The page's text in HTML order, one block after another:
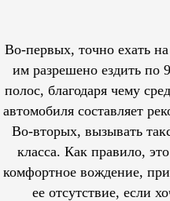
Во-первых, точно ехать
им разрешеноездить по
полос, благодаря чему
автомобиля составляет
Во-вторых, вызывать
класса. Как правило,
комфортное вождение,
ее отсутствие, если